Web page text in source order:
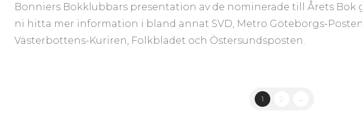
Bonniers Bokklubbars presentation av de nominerade till Årets Bok
ni hitta mer information i bland annat SVD, Metro Göteborgs-
Västerbottens-Kuriren, Folkbladet och Östersundsposten.
1 →